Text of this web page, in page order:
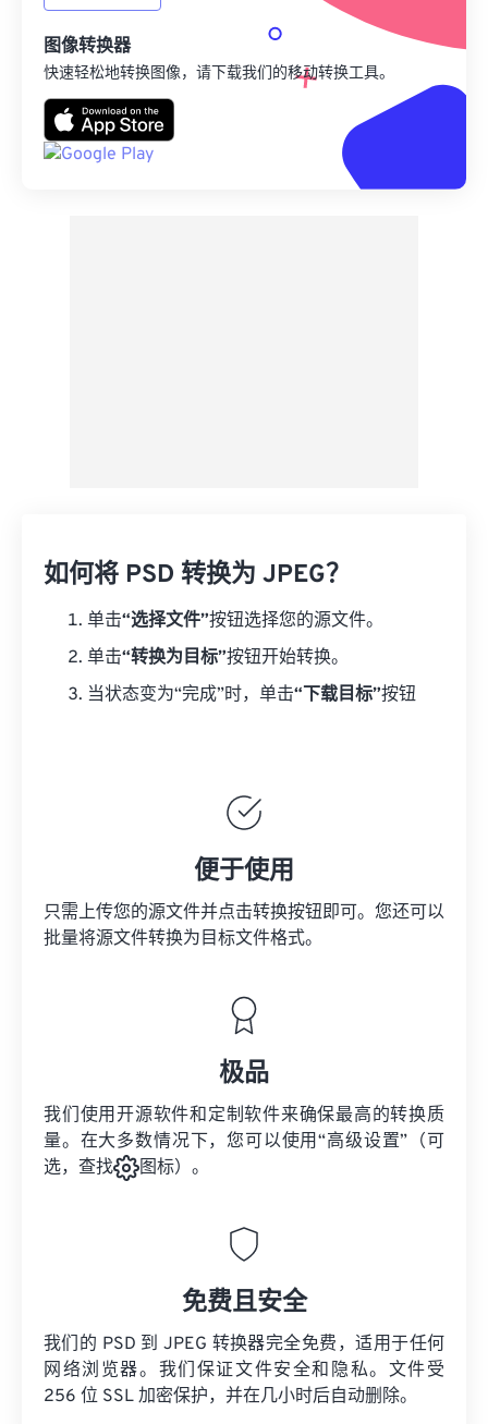
图像转换器
快速轻松地转换图像，请下载我们的移动转换工具。
如何将 PSD 转换为 JPEG？
单击“选择文件”按钮选择您的源文件。
单击“转换为目标”按钮开始转换。
当状态变为“完成”时，单击“下载目标”按钮
便于使用
只需上传您的源文件并点击转换按钮即可。您还可以
批量将源文件转换为目标文件格式。
极品
我们使用开源软件和定制软件来确保最高的转换质
量。在大多数情况下，您可以使用“高级设置”（可
选，查找
图标）。
免费且安全
我们的 PSD 到 JPEG 转换器完全免费，适用于任何
网络浏览器。我们保证文件安全和隐私。文件受
256 位 SSL 加密保护，并在几小时后自动删除。